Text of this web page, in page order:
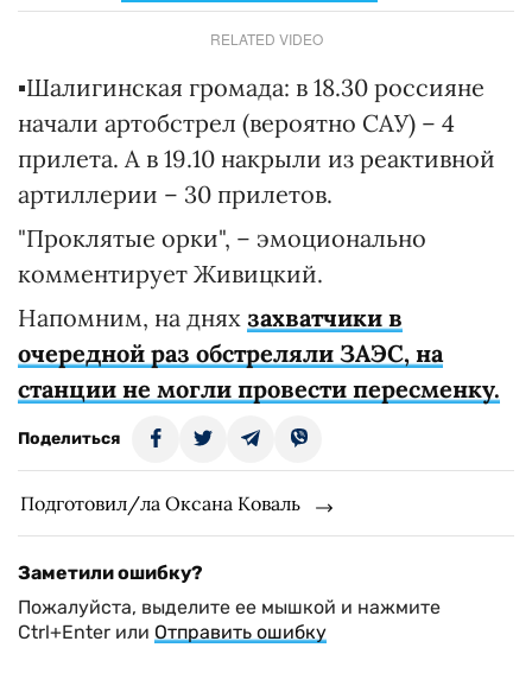
RELATED VIDEO
▪️Шалигинская громада: в 18.30 россияне
начали артобстрел (вероятно САУ) – 4
прилета. А в 19.10 накрыли из реактивной
артиллерии – 30 прилетов.
"Проклятые орки", – эмоционально
комментирует Живицкий.
Напомним, на днях захватчики в
очередной раз обстреляли ЗАЭС, на
станции не могли провести пересменку.
Поделиться
Подготовил/ла Оксана Коваль
Заметили ошибку?
Пожалуйста, выделите ее мышкой и нажмите
Ctrl+Enter или Отправить ошибку